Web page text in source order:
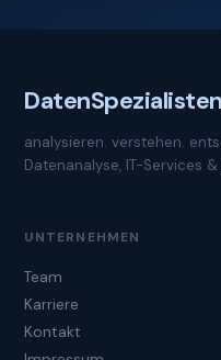
DatenSpezialisten
analysieren. verstehen.
Datenanalyse, IT-Services
UNTERNEHMEN
Team
Karriere
Kontakt